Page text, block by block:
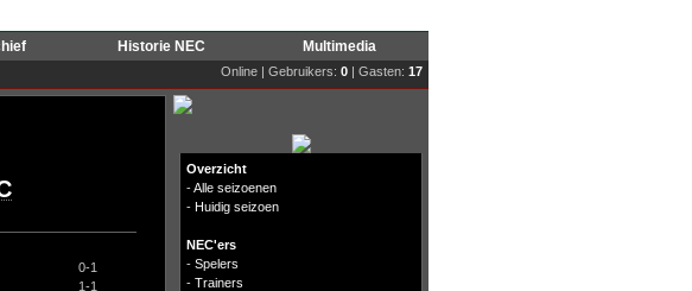
Historie NEC Multimedia
Online | Gebruikers: 0 | Gasten: 17
0-1
1-1
Overzicht
-Alle seizoenen
- Huidig seizoen
NEC'ers
- Spelers
- Trainers